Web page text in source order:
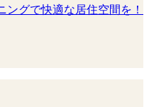
ングで快適な居住空間を！